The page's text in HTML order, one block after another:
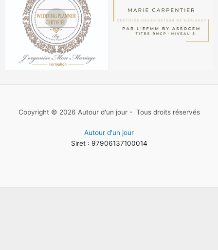
Copyright © 2026 Autour d'un jour - Tous droits réservés
Autour d'un jour
Siret : 97906137100014